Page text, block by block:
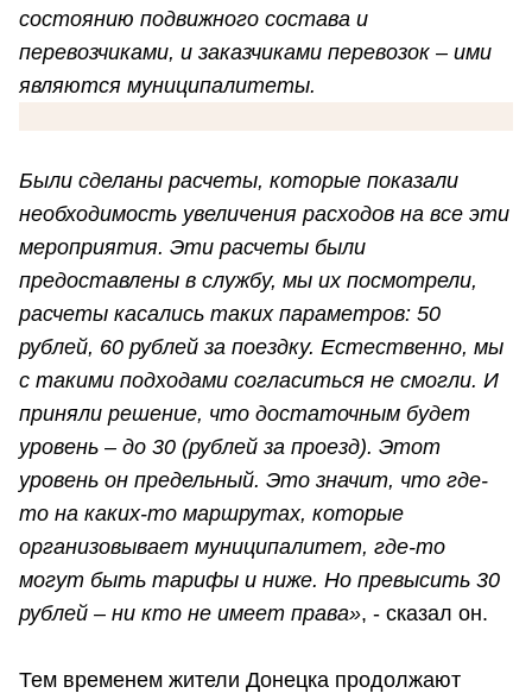
состоянию подвижного состава и
перевозчиками, и заказчиками перевозок – ими
являются муниципалитеты.
Были сделаны расчеты, которые показали
необходимость увеличения расходов на все эти
мероприятия. Эти расчеты были
предоставлены в службу, мы их посмотрели,
расчеты касались таких параметров: 50
рублей, 60 рублей за поездку. Естественно, мы
с такими подходами согласиться не смогли. И
приняли решение, что достаточным будет
уровень – до 30 (рублей за проезд). Этот
уровень он предельный. Это значит, что где-
то на каких-то маршрутах, которые
организовывает муниципалитет, где-то
могут быть тарифы и ниже. Но превысить 30
рублей – ни кто не имеет права», - сказал он.
Тем временем жители Донецка продолжают